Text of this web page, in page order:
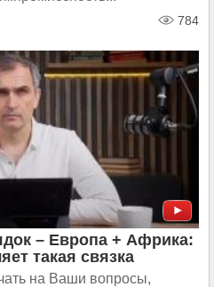
784
– Европа + Африка:
такая связка
на Ваши вопросы,